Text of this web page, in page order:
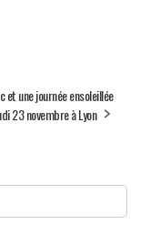
et une journée ensoleillée
23 novembre à Lyon